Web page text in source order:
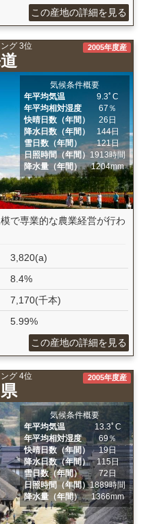
この産地の詳細を見る
グ 3位 2005年度産
気候条件概要
年平均気温
9.3ﾟC
年平均相対湿度
67％
快晴日数（年間）
26日
降水日数（年間）
144日
雪日数（年間）
121日
日照時間（年間） 1913時間
降水量（年間）
1204mm
で専業的な農業経営が行わ
3,820(a)
8.4%
7,170(千本)
5.99%
この産地の詳細を見る
グ 4位 2005年度産
気候条件概要
年平均気温
13.3ﾟC
年平均相対湿度
69％
快晴日数（年間）
19日
降水日数（年間）
115日
雪日数（年間）
72日
日照時間（年間）1889時間
降水量（年間）
1366mm